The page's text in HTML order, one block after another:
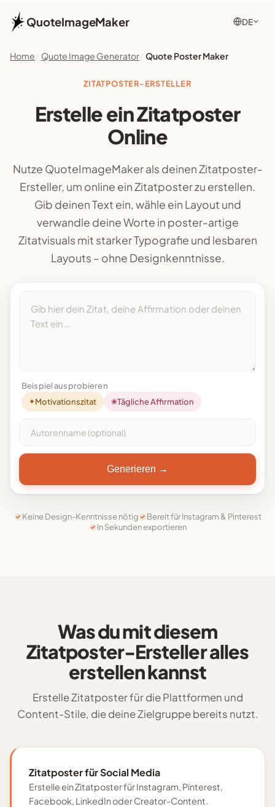
QuoteImageMaker DE
Home Quote Image Generator Quote Poster Maker
ZITATPOSTER-ERSTELLER
Erstelle ein Zitatposter
Online
Nutze QuoteImageMaker als deinen Zitatposter-
Ersteller, um online ein Zitatposter zu erstellen.
Gib deinen Text ein, wähle ein Layout und
verwandle deine Worte in poster-artige
Zitatvisuals mit starker Typografie und lesbaren
Layouts – ohne Designkenntnisse.
Beispiel ausprobieren
✦Motivationszitat ❀Tägliche Affirmation
Generieren →
Keine Design-Kenntnisse nötig
Bereit für Instagram & Pinterest
In Sekunden exportieren
Was du mit diesem
Zitatposter-Ersteller alles
erstellen kannst
Erstelle Zitatposter für die Plattformen und
Content-Stile, die deine Zielgruppe bereits nutzt.
Zitatposter für Social Media
Erstelle ein Zitatposter für Instagram, Pinterest,
Facebook, LinkedIn oder Creator-Content.